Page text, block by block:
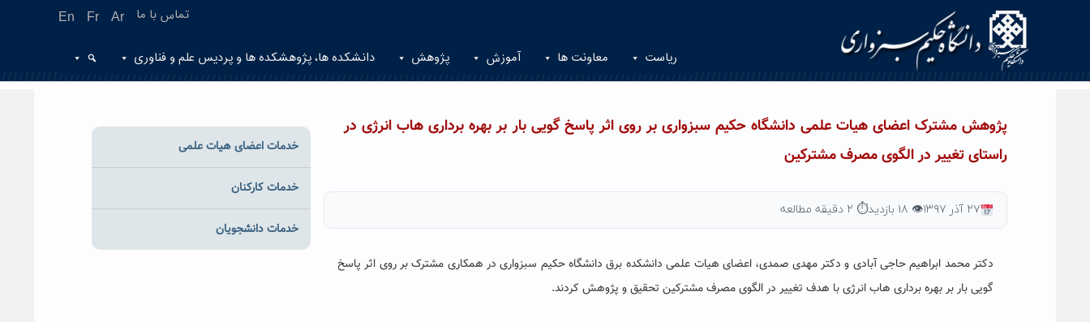
En Fr Ar تماس با ما
ریاست معاونت ها آموزش پژوهش دانشکده ها، پژوهشکده ها و پردیس علم و فناوری
پژوهش مشترک اعضای هیات علمی دانشگاه حکیم سبزواری بر روی اثر پاسخ گویی بار بر بهره برداری هاب انرژی در
راستای تغییر در الگوی مصرف مشترکین
۲۷ آذر ۱۳۹۷ 👁 ۱۸ بازدید ⏱ ۲ دقیقه مطالعه
دکتر محمد ابراهیم حاجی آبادی و دکتر مهدی صمدی، اعضای هیات علمی دانشکده برق دانشگاه حکیم سبزواری در همکاری مشترک بر روی اثر پاسخ
گویی بار بر بهره برداری هاب انرژی با هدف تغییر در الگوی مصرف مشترکین تحقیق و پژوهش کردند.
خدمات اعضای هیات علمی
خدمات کارکنان
خدمات دانشجویان